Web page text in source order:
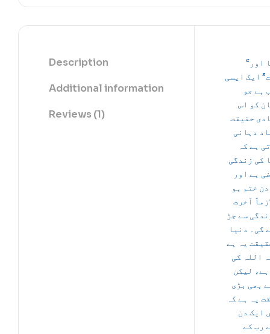
Description
Additional information
Reviews (1)
“دنیا اور
ایک ایسی
ہے جو
کو اس
حقیقت
دہانی
ہے کہ
کی زندگی
ہے اور
ختم ہو
آخرت
سے جڑ
گی۔ دنیا
یہ ہے
اللہ کی
لیکن
بھی بڑی
یہ ہے کہ
ایک دن
رب کے